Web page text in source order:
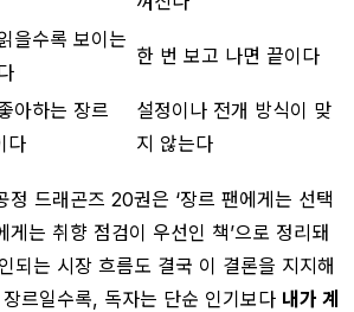
을수록 보이는
한 번 보고 나면 끝이다
아하는 장르
다
설정이나 전개 방식이 맞
지 않는다
정 드래곤즈 20권은 ‘장르 팬에게는 선택
게는 취향 점검이 우선인 책’으로 정리돼
되는 시장 흐름도 결국 이 결론을 지지해
르일수록, 독자는 단순 인기보다 내가 계